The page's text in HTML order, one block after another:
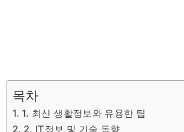
목차
1. 최신 생활정보와 유용한 팁
2. IT정보 및 기술 동향